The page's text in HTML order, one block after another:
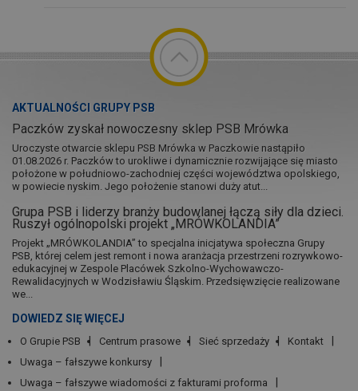
AKTUALNOŚCI GRUPY PSB
Paczków zyskał nowoczesny sklep PSB Mrówka
Uroczyste otwarcie sklepu PSB Mrówka w Paczkowie nastąpiło
01.08.2026 r. Paczków to urokliwe i dynamicznie rozwijające się miasto
położone w południowo-zachodniej części województwa opolskiego,
w powiecie nyskim. Jego położenie stanowi duży atut...
Grupa PSB i liderzy branży budowlanej łączą siły dla dzieci.
Ruszył ogólnopolski projekt „MRÓWKOLANDIA”
Projekt „MRÓWKOLANDIA” to specjalna inicjatywa społeczna Grupy
PSB, której celem jest remont i nowa aranżacja przestrzeni rozrywkowo-
edukacyjnej w Zespole Placówek Szkolno-Wychowawczo-
Rewalidacyjnych w Wodzisławiu Śląskim. Przedsięwzięcie realizowane
we...
DOWIEDZ SIĘ WIĘCEJ
O Grupie PSB Centrum prasowe Sieć sprzedaży
Kontakt
Uwaga – fałszywe konkursy
Uwaga – fałszywe wiadomości z fakturami proforma